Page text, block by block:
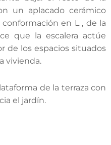
un aplacado cerámico
en L , de la
que la escalera actúe
de los espacios situados
vivienda.
de la terraza con
el jardín.